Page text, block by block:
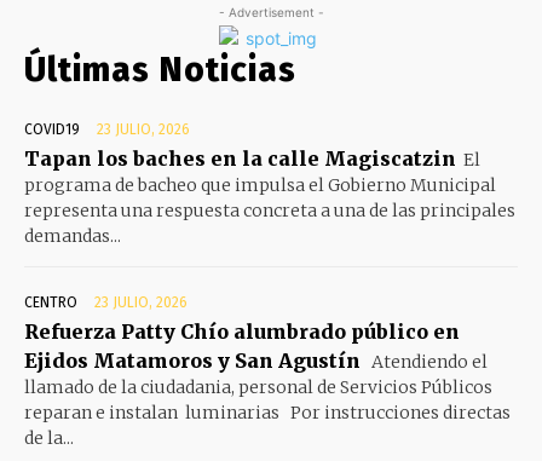
- Advertisement -
Últimas Noticias
COVID19 23 JULIO, 2026
Tapan los baches en la calle Magiscatzin El
programa de bacheo que impulsa el Gobierno Municipal
representa una respuesta concreta a una de las principales
demandas...
CENTRO 23 JULIO, 2026
Refuerza Patty Chío alumbrado público en
Ejidos Matamoros y San Agustín Atendiendo el
llamado de la ciudadania, personal de Servicios Públicos
reparan e instalan luminarias Por instrucciones directas
de la...